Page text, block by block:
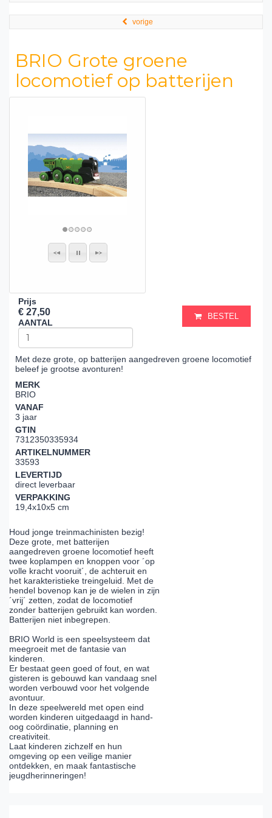
vorige
BRIO Grote groene
locomotief op batterijen
Prijs
€ 27,50
AANTAL
BESTEL
Met deze grote, op batterijen aangedreven groene locomotief
beleef je grootse avonturen!
MERK
BRIO
VANAF
3 jaar
GTIN
7312350335934
ARTIKELNUMMER
33593
LEVERTIJD
direct leverbaar
VERPAKKING
19,4x10x5 cm
Houd jonge treinmachinisten bezig!
Deze grote, met batterijen
aangedreven groene locomotief heeft
twee koplampen en knoppen voor ´op
volle kracht vooruit´, de achteruit en
het karakteristieke treingeluid. Met de
hendel bovenop kan je de wielen in zijn
´vrij´ zetten, zodat de locomotief
zonder batterijen gebruikt kan worden.
Batterijen niet inbegrepen.
BRIO World is een speelsysteem dat
meegroeit met de fantasie van
kinderen.
Er bestaat geen goed of fout, en wat
gisteren is gebouwd kan vandaag snel
worden verbouwd voor het volgende
avontuur.
In deze speelwereld met open eind
worden kinderen uitgedaagd in hand-
oog coördinatie, planning en
creativiteit.
Laat kinderen zichzelf en hun
omgeving op een veilige manier
ontdekken, en maak fantastische
jeugdherinneringen!